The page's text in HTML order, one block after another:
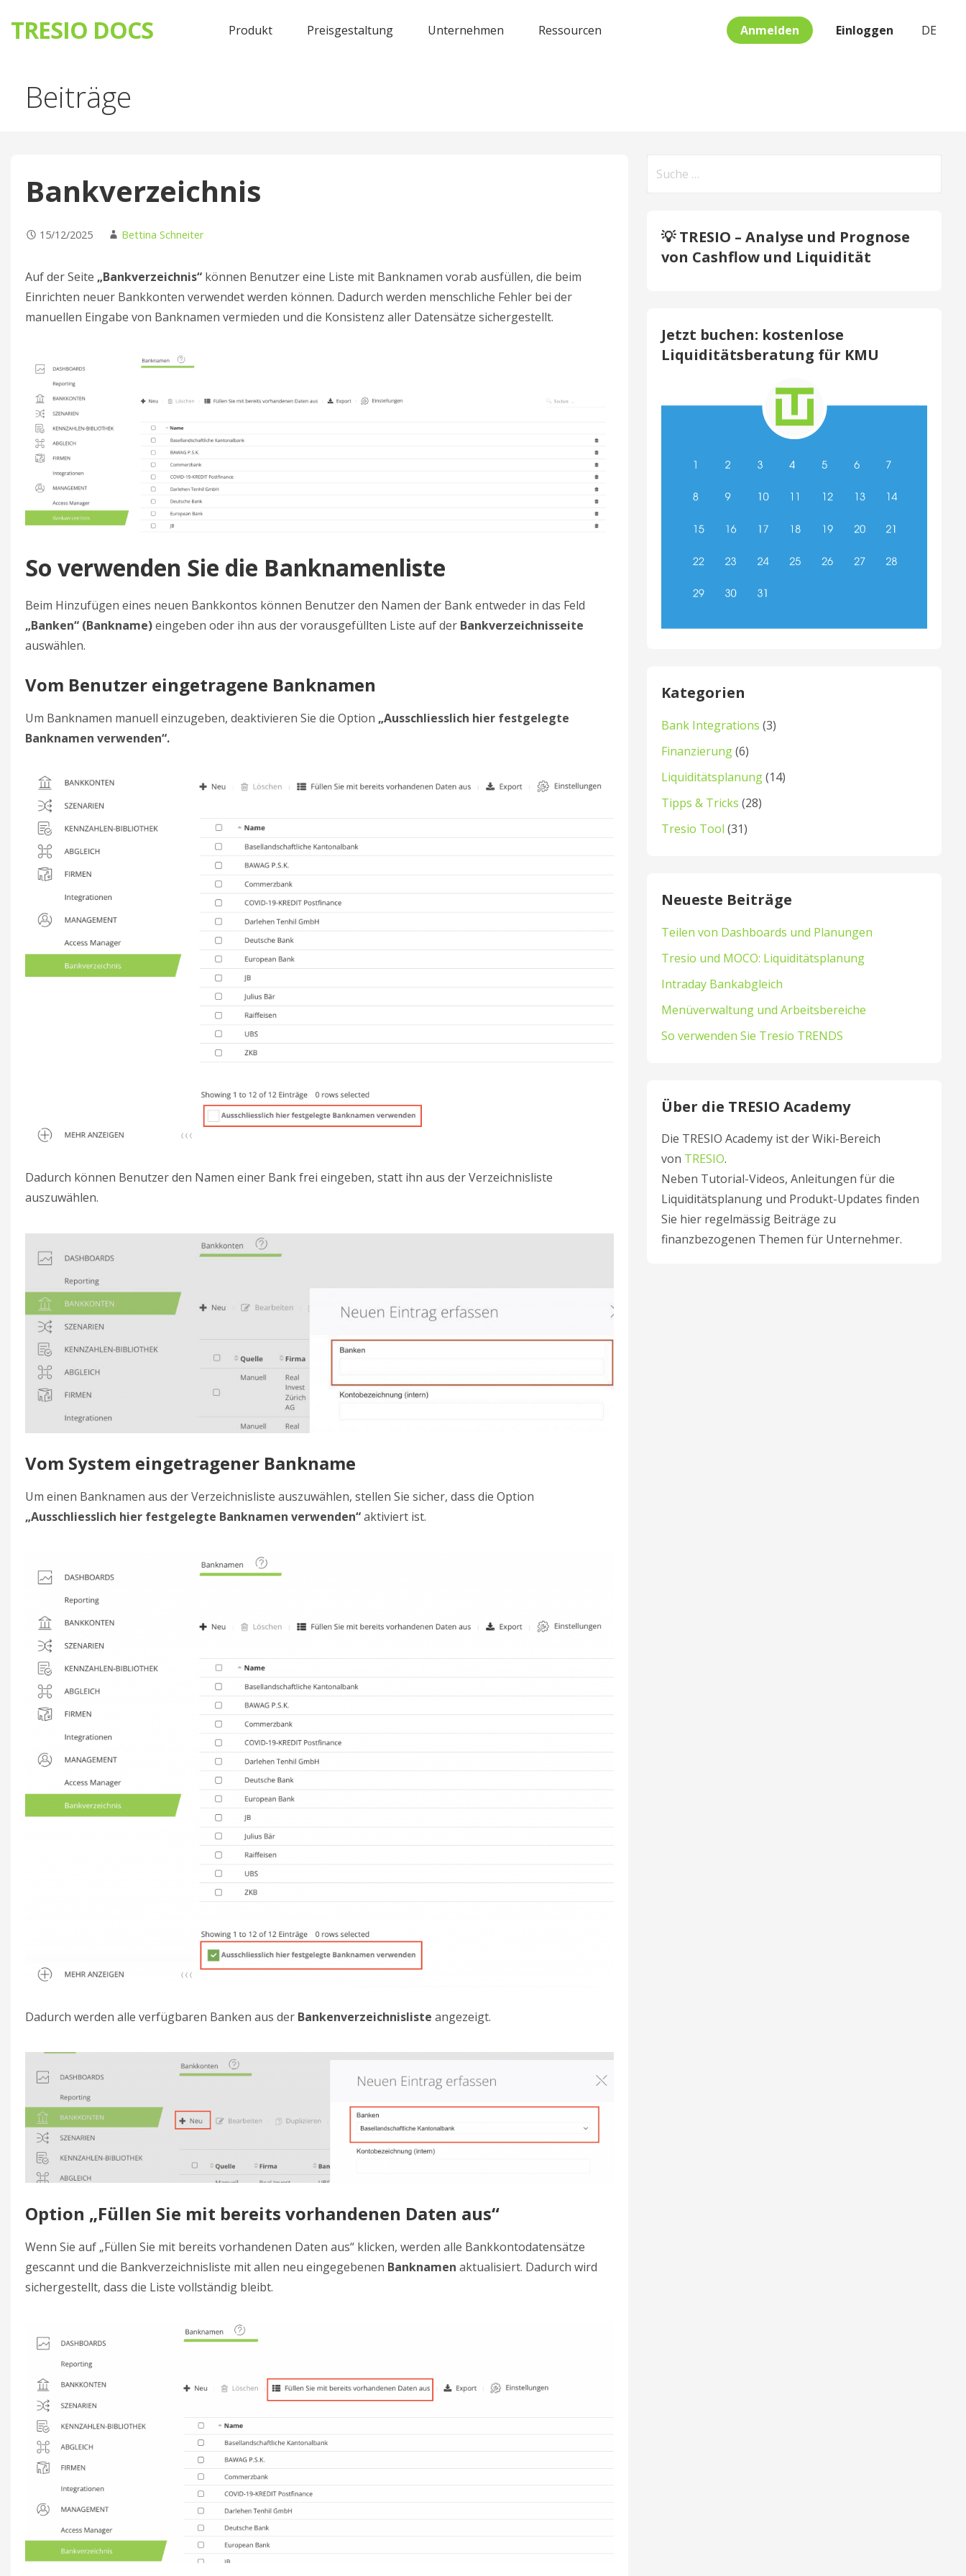
content
TRESIO DOCS Produkt Preisgestaltung Unternehmen Ressourcen Anmelden Einloggen DE
Beiträge
Bankverzeichnis
15/12/2025 Bettina Schneiter
Auf der Seite „Bankverzeichnis“können Benutzer eine Liste mit Banknamen vorab ausfüllen, die beim
Einrichten neuer Bankkonten verwendet werden können. Dadurch werden menschliche Fehler bei der
manuellen Eingabe von Banknamen vermieden und die Konsistenz aller Datensätze sichergestellt.
So verwenden Sie die Banknamenliste
Beim Hinzufügen eines neuen Bankkontos können Benutzer den Namen der Bank entweder in das Feld
„Banken“ (Bankname)eingeben oder ihn aus der vorausgefüllten Liste auf der Bankverzeichnisseite
auswählen.
Vom Benutzer eingetragene Banknamen
Um Banknamen manuell einzugeben, deaktivieren Sie die Option „Ausschliesslich hier festgelegte
Banknamen verwenden“.
Dadurch können Benutzer den Namen einer Bank frei eingeben, statt ihn aus der Verzeichnisliste
auszuwählen.
Vom System eingetragener Bankname
Um einen Banknamen aus der Verzeichnisliste auszuwählen, stellen Sie sicher, dass die Option
„Ausschliesslich hier festgelegte Banknamen verwenden“aktiviert ist.
Dadurch werden alle verfügbaren Banken aus der Bankenverzeichnisliste angezeigt.
Option „Füllen Sie mit bereits vorhandenen Daten aus“
Wenn Sie auf „Füllen Sie mit bereits vorhandenen Daten aus“ klicken, werden alle Bankkontodatensätze
gescannt und die Bankverzeichnisliste mit allen neu eingegebenen Banknamen aktualisiert. Dadurch wird
sichergestellt, dass die Liste vollständig bleibt.
💡 TRESIO – Analyse und Prognose
von Cashflow und Liquidität
Jetzt buchen: kostenlose
Liquiditätsberatung für KMU
Kategorien
Bank Integrations (3)
Finanzierung(6)
Liquiditätsplanung(14)
Tipps & Tricks (28)
Tresio Tool (31)
Neueste Beiträge
Teilen von Dashboards und Planungen
Tresio und MOCO: Liquiditätsplanung
Intraday Bankabgleich
Menüverwaltung und Arbeitsbereiche
So verwenden Sie Tresio TRENDS
Über die TRESIO Academy
Die TRESIO Academy ist der Wiki-Bereich
von TRESIO.
Neben Tutorial-Videos, Anleitungen für die
Liquiditätsplanung und Produkt-Updates finden
Sie hier regelmässig Beiträge zu
finanzbezogenen Themen für Unternehmer.